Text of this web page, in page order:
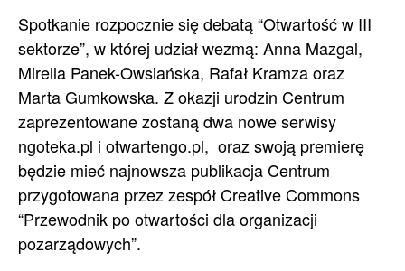
Spotkanie rozpocznie się debatą “Otwartość w III
sektorze”, w której udział wezmą: Anna Mazgal,
Mirella Panek-Owsiańska, Rafał Kramza oraz
Marta Gumkowska. Z okazji urodzin Centrum
zaprezentowane zostaną dwa nowe serwisy
ngoteka.pl i otwartengo.pl, oraz swoją premierę
będzie mieć najnowsza publikacja Centrum
przygotowana przez zespół Creative Commons
“Przewodnik po otwartości dla organizacji
pozarządowych”.